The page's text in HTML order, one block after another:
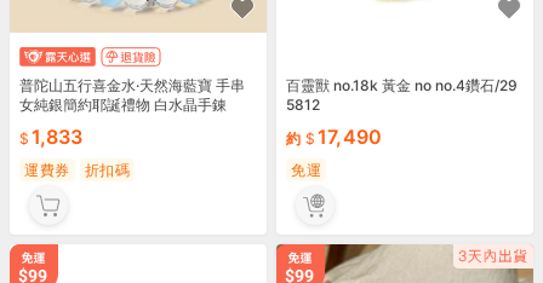
普陀山五行喜金水·天然海藍寶 手串
女純銀簡約耶誕禮物 白水晶手錬
1,833
運費券 折扣碼
百靈獸 no.18k 黃金 no no.4鑽石/29
5812
約
17,490
免運